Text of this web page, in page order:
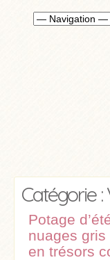
Catégorie
Potage
nuages
en trésors